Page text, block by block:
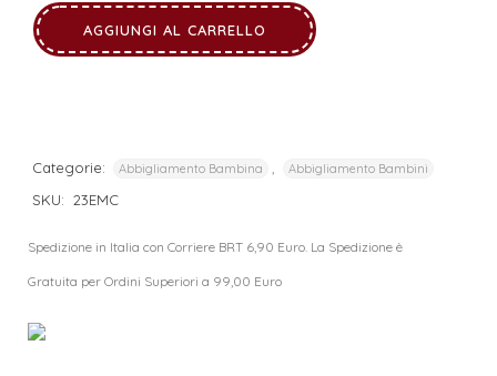
AGGIUNGI AL CARRELLO
Categorie: Abbigliamento Bambina Abbigliamento Bambini
SKU: 23EMC
Spedizione in Italia con Corriere BRT 6,90 Euro. La Spedizione è
Gratuita per Ordini Superiori a 99,00 Euro